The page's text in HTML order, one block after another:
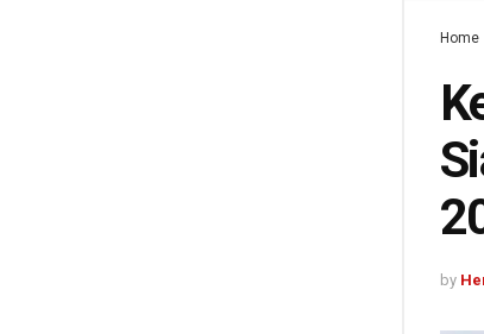
Home
by